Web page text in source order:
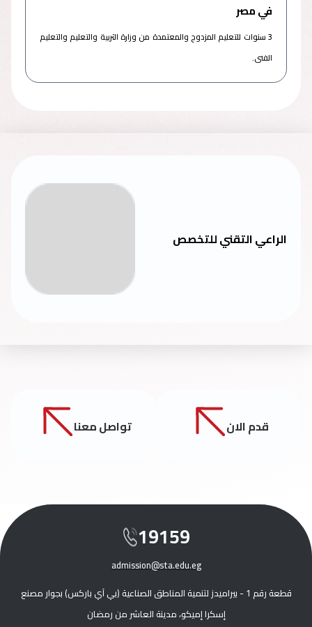
في مصر
3 سنوات للتعليم المزدوج والمعتمدة من وزارة التربية والتعليم والتعليم
الفنى.
الراعي التقني للتخصص
قدم الان تواصل معنا
19159
admission@sta.edu.eg
قطعة رقم 1 - بيراميدز لتنمية المناطق الصناعية (بي آي باركس) بجوار مصنع
إسكرا إميكو، مدينة العاشر من رمضان